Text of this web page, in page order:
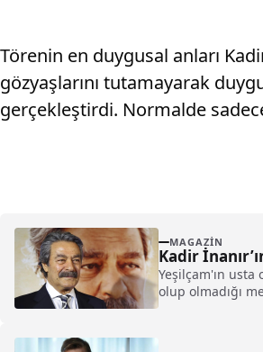
Törenin en duygusal anları
gözyaşlarını tutamayarak
gerçekleştirdi. Normalde
MAGAZIN
Kadir
Yeşilçam'ın
olup olmadığı